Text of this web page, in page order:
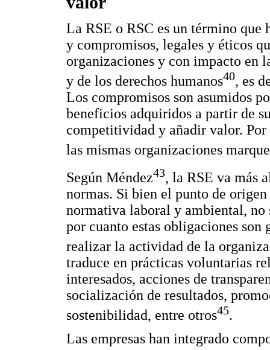
La RSE o RSC es un término
y compromisos, legales y éticos
organizaciones y con impacto en
y de los derechos humanos40, es
Los compromisos son asumidos
beneficios adquiridos a partir de
competitividad y añadir valor. Por
las mismas organizaciones
Según Méndez43, la RSE va más
normas. Si bien el punto de
normativa laboral y ambiental, no
por cuanto estas obligaciones son
realizar la actividad de la
traduce en prácticas voluntarias
interesados, acciones de
socialización de resultados,
sostenibilidad, entre otros45.
Las empresas han integrado